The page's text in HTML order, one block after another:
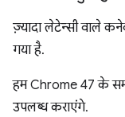
ज़्यादा लेटेन्सी वाले
गया है.
हम Chrome 47 के
उपलब्ध कराएंगे.